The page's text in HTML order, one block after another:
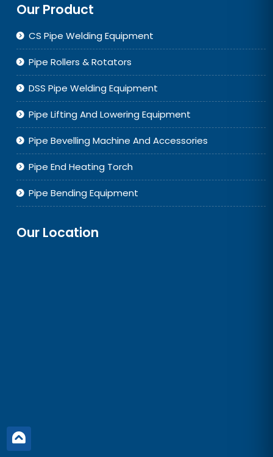
Our Product
CS Pipe Welding Equipment
Pipe Rollers & Rotators
DSS Pipe Welding Equipment
Pipe Lifting And Lowering Equipment
Pipe Bevelling Machine And Accessories
Pipe End Heating Torch
Pipe Bending Equipment
Our Location